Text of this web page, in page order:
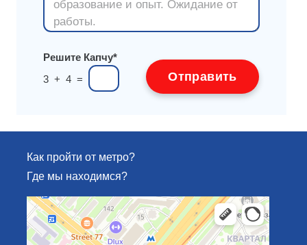
Решите Капчу*
3 + 4 =
Как пройти от метро?
Где мы находимся?